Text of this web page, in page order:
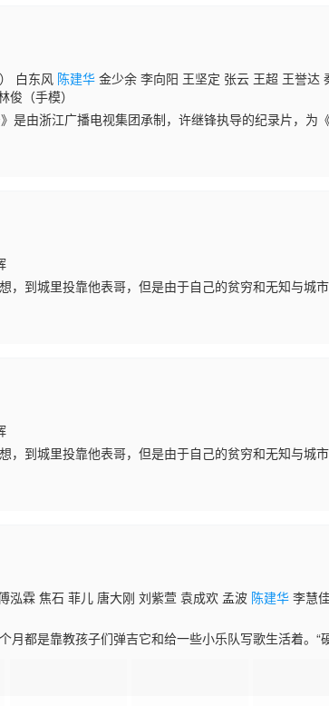
白东风 陈建华 金少余 李向阳 王坚定 张云 王超 王誉达
俊（手模）
由浙江广播电视集团承制，许继锋执导的纪录片，为
别为《湖山记》、《草木记》、《石头记》，以“西泠不
，到城里投靠他表哥，但是由于自己的贫穷和无知与城
，但是他哪怕流浪街头依然没有放弃梦想。他渴望拥有一
，到城里投靠他表哥，但是由于自己的贫穷和无知与城
，但是他哪怕流浪街头依然没有放弃梦想。他渴望拥有一
泓霖 焦石 菲儿 唐大刚 刘紫萱 袁成欢 孟波 陈建华 李慧
月都是靠教孩子们弹吉它和给一些小乐队写歌生活着。“
开乐队，鼓手三皮说服老板邱小甜，让牧歌前来救场。但